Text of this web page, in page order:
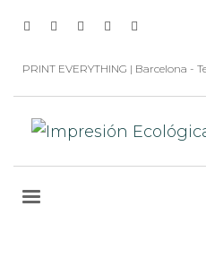
PRINT EVERYTHING | Barcelona -